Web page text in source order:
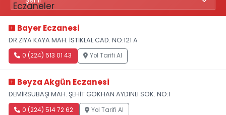
Bayer Eczanesi
DR.ZİYA KAYA MAH. İSTİKLAL CAD. NO:121 A
0 (224) 513 01 43 Yol Tarifi Al
Beyza Akgün Eczanesi
DEMİRSUBAŞI MAH. ŞEHİT GÖKHAN AYDINLI SOK. NO:1
0 (224) 514 72 62 Yol Tarifi Al